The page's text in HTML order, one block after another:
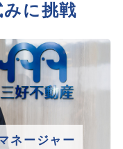
に挑戦
ネージャー